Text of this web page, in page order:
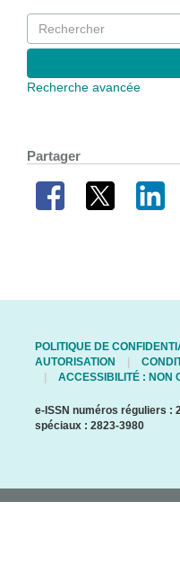
Recherche avancée
Partager
POLITIQUE DE
AUTORISATION
ACCESSIBILITÉ : NON
e-ISSN numéros réguliers :
spéciaux : 2823-3980